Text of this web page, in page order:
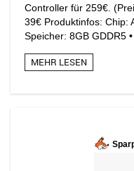
Controller für 259€.
39€ Produktinfos: Chip:
Speicher: 8GB GDDR5
MEHR LESEN